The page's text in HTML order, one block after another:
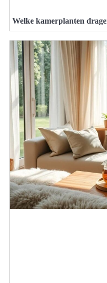
Welke kamerplanten